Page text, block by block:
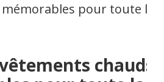
pour toute la
chauds